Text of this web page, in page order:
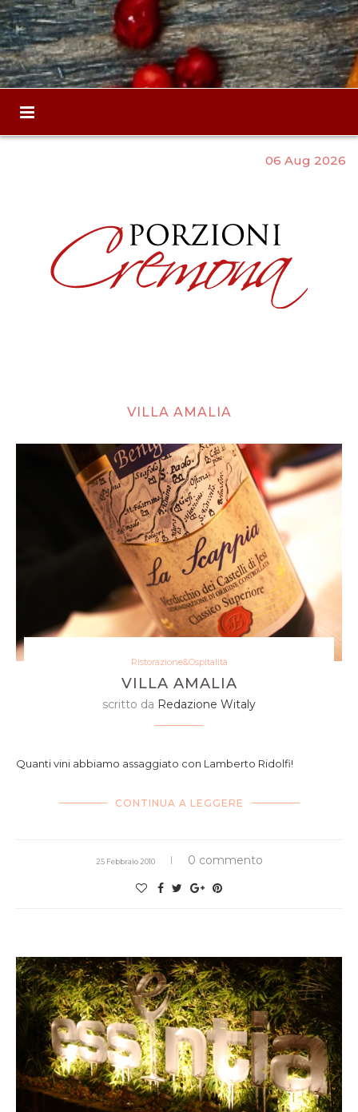
06 Aug 2026
VILLA AMALIA
Ristorazione&Ospitalità
VILLA AMALIA
scritto da Redazione Witaly
Quanti vini abbiamo assaggiato con Lamberto Ridolfi!
CONTINUA A LEGGERE
25 Febbraio 2010 0 commento